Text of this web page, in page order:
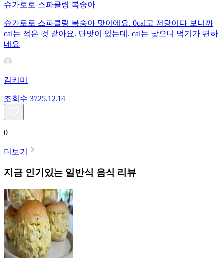
슈가로로 스파클링 복숭아
슈가로로 스파클링 복숭아 맛이에요. 0cal고 저당이다 보니까
cal는 적은 것 같아요. 단맛이 있는데. cal는 낮으니 먹기가 편하
네요
김키미
조회수 3725.12.14
0
더보기
지금 인기있는 일반식 음식 리뷰